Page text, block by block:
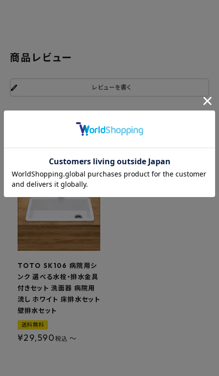
商品レビュー
レビューを書く
TOTO SK106 病院用シ
ンク 選べる水栓・排水金具
付きセット 洗面器 病院用
流し ホワイト 床排水セット
壁排水セット
送料無料
¥29,590税込 〜